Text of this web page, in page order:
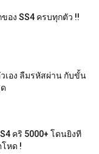
อง SS4 ครบทุกตัว !!
เอง ลืมรหัสผ่าน กับขั้น
คริ 5000+ โดนยิงที
หด !